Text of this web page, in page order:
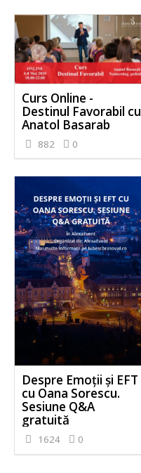
Curs Online -
Destinul Favorabil cu
Anatol Basarab
882 0
Despre Emoții și EFT
cu Oana Sorescu.
Sesiune Q&A
gratuită
1624 0